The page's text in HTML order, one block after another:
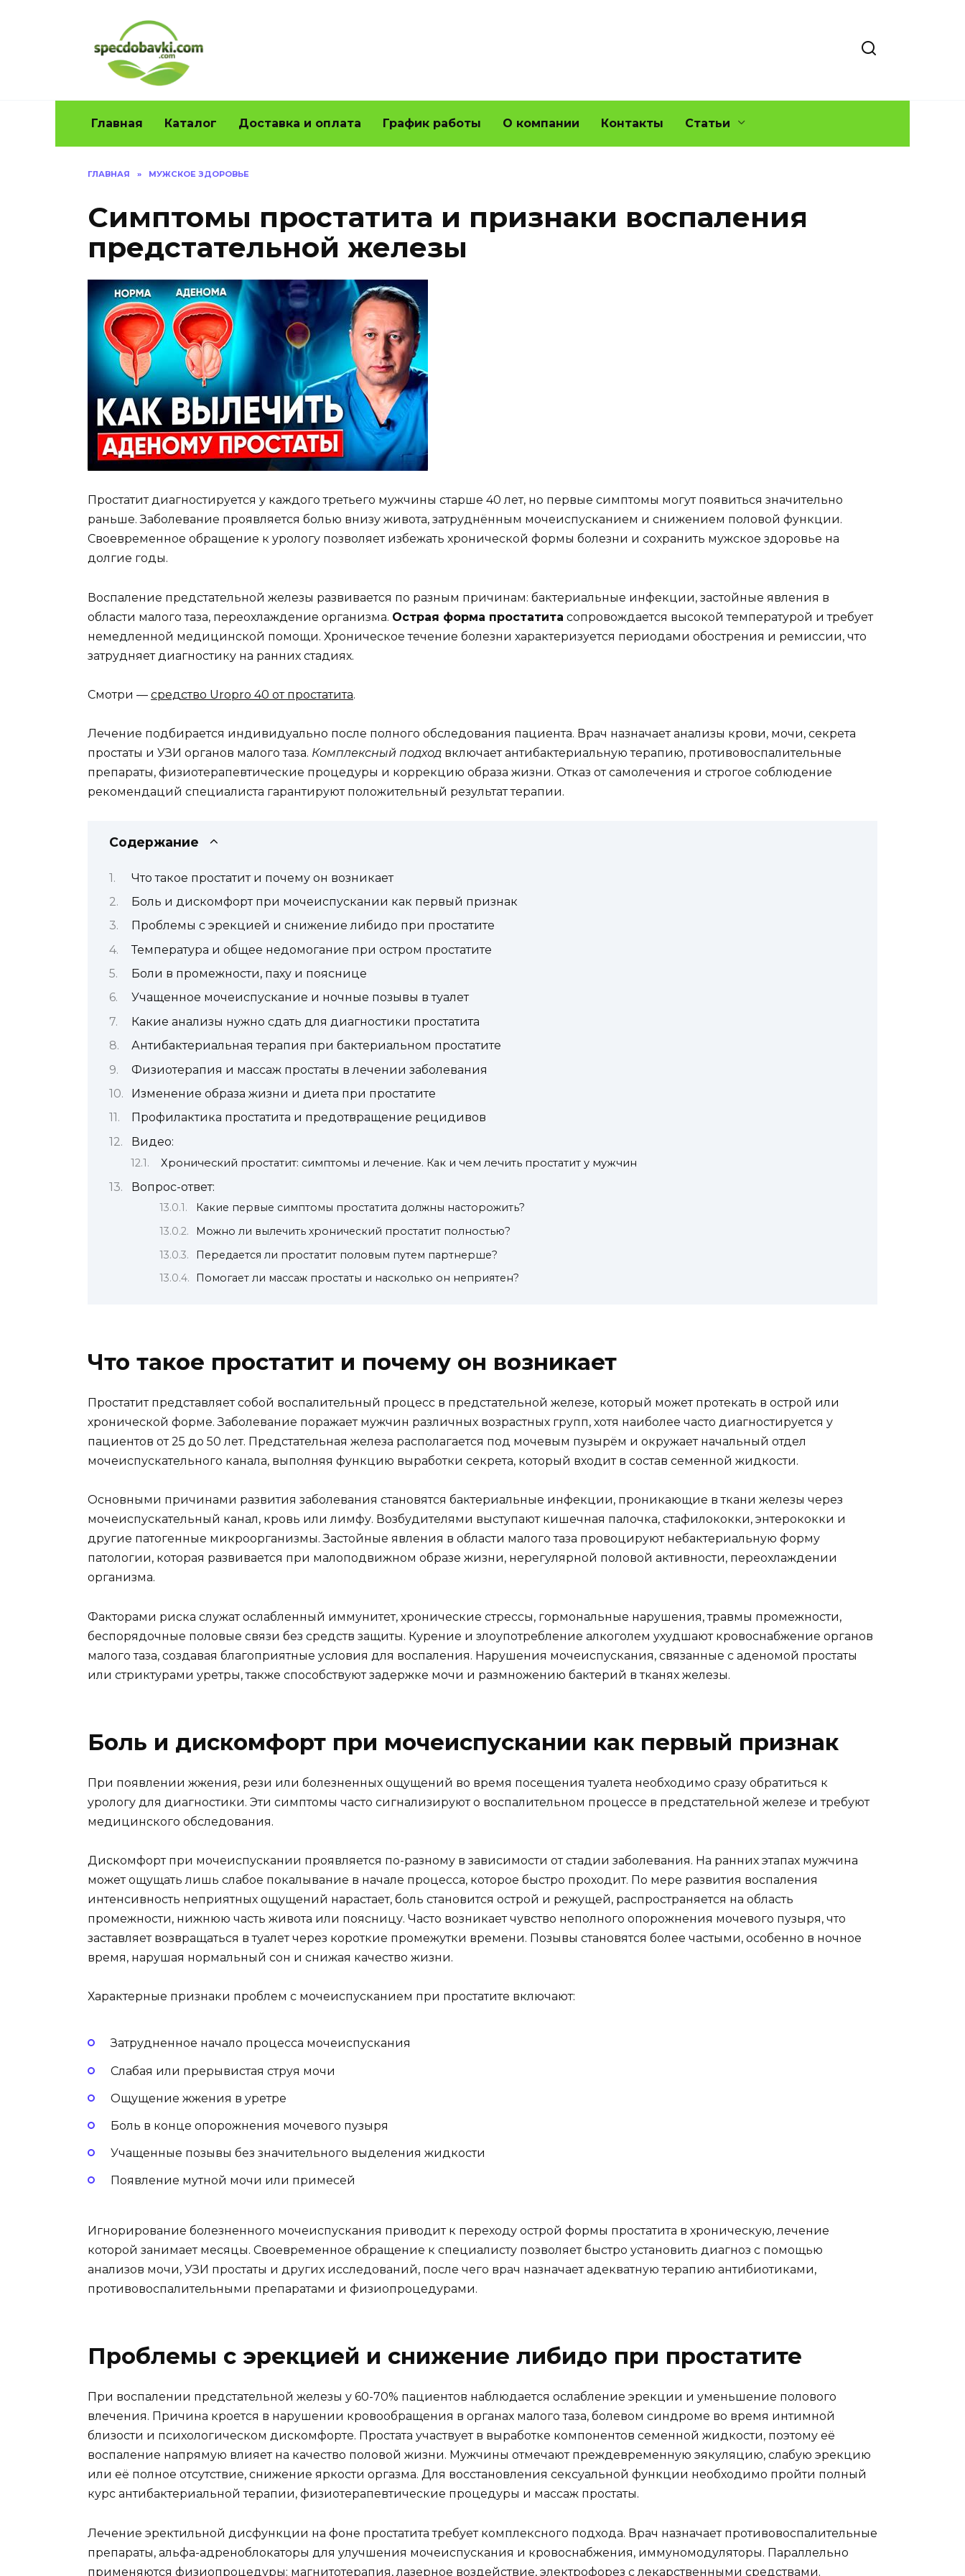
Главная Каталог Доставка и оплата График работы О компании Контакты Статьи
ГЛАВНАЯ » МУЖСКОЕ ЗДОРОВЬЕ
Симптомы простатита и признаки воспаления
предстательной железы
Простатит диагностируется у каждого третьего мужчины старше 40 лет, но первые симптомы могут появиться значительно
раньше. Заболевание проявляется болью внизу живота, затруднённым мочеиспусканием и снижением половой функции.
Своевременное обращение к урологу позволяет избежать хронической формы болезни и сохранить мужское здоровье на
долгие годы.
Воспаление предстательной железы развивается по разным причинам: бактериальные инфекции, застойные явления в
области малого таза, переохлаждение организма. Острая форма простатита сопровождается высокой температурой и требует
немедленной медицинской помощи. Хроническое течение болезни характеризуется периодами обострения и ремиссии, что
затрудняет диагностику на ранних стадиях.
Смотри — средство Uropro 40 от простатита.
Лечение подбирается индивидуально после полного обследования пациента. Врач назначает анализы крови, мочи, секрета
простаты и УЗИ органов малого таза. Комплексный подход включает антибактериальную терапию, противовоспалительные
препараты, физиотерапевтические процедуры и коррекцию образа жизни. Отказ от самолечения и строгое соблюдение
рекомендаций специалиста гарантируют положительный результат терапии.
Содержание
Что такое простатит и почему он возникает
Боль и дискомфорт при мочеиспускании как первый признак
Проблемы с эрекцией и снижение либидо при простатите
Температура и общее недомогание при остром простатите
Боли в промежности, паху и пояснице
Учащенное мочеиспускание и ночные позывы в туалет
Какие анализы нужно сдать для диагностики простатита
Антибактериальная терапия при бактериальном простатите
Физиотерапия и массаж простаты в лечении заболевания
Изменение образа жизни и диета при простатите
Профилактика простатита и предотвращение рецидивов
Видео:
Хронический простатит: симптомы и лечение. Как и чем лечить простатит у мужчин
Вопрос-ответ:
Какие первые симптомы простатита должны насторожить?
Можно ли вылечить хронический простатит полностью?
Передается ли простатит половым путем партнерше?
Помогает ли массаж простаты и насколько он неприятен?
Что такое простатит и почему он возникает
Простатит представляет собой воспалительный процесс в предстательной железе, который может протекать в острой или
хронической форме. Заболевание поражает мужчин различных возрастных групп, хотя наиболее часто диагностируется у
пациентов от 25 до 50 лет. Предстательная железа располагается под мочевым пузырём и окружает начальный отдел
мочеиспускательного канала, выполняя функцию выработки секрета, который входит в состав семенной жидкости.
Основными причинами развития заболевания становятся бактериальные инфекции, проникающие в ткани железы через
мочеиспускательный канал, кровь или лимфу. Возбудителями выступают кишечная палочка, стафилококки, энтерококки и
другие патогенные микроорганизмы. Застойные явления в области малого таза провоцируют небактериальную форму
патологии, которая развивается при малоподвижном образе жизни, нерегулярной половой активности, переохлаждении
организма.
Факторами риска служат ослабленный иммунитет, хронические стрессы, гормональные нарушения, травмы промежности,
беспорядочные половые связи без средств защиты. Курение и злоупотребление алкоголем ухудшают кровоснабжение органов
малого таза, создавая благоприятные условия для воспаления. Нарушения мочеиспускания, связанные с аденомой простаты
или стриктурами уретры, также способствуют задержке мочи и размножению бактерий в тканях железы.
Боль и дискомфорт при мочеиспускании как первый признак
При появлении жжения, рези или болезненных ощущений во время посещения туалета необходимо сразу обратиться к
урологу для диагностики. Эти симптомы часто сигнализируют о воспалительном процессе в предстательной железе и требуют
медицинского обследования.
Дискомфорт при мочеиспускании проявляется по-разному в зависимости от стадии заболевания. На ранних этапах мужчина
может ощущать лишь слабое покалывание в начале процесса, которое быстро проходит. По мере развития воспаления
интенсивность неприятных ощущений нарастает, боль становится острой и режущей, распространяется на область
промежности, нижнюю часть живота или поясницу. Часто возникает чувство неполного опорожнения мочевого пузыря, что
заставляет возвращаться в туалет через короткие промежутки времени. Позывы становятся более частыми, особенно в ночное
время, нарушая нормальный сон и снижая качество жизни.
Характерные признаки проблем с мочеиспусканием при простатите включают:
Затрудненное начало процесса мочеиспускания
Слабая или прерывистая струя мочи
Ощущение жжения в уретре
Боль в конце опорожнения мочевого пузыря
Учащенные позывы без значительного выделения жидкости
Появление мутной мочи или примесей
Игнорирование болезненного мочеиспускания приводит к переходу острой формы простатита в хроническую, лечение
которой занимает месяцы. Своевременное обращение к специалисту позволяет быстро установить диагноз с помощью
анализов мочи, УЗИ простаты и других исследований, после чего врач назначает адекватную терапию антибиотиками,
противовоспалительными препаратами и физиопроцедурами.
Проблемы с эрекцией и снижение либидо при простатите
При воспалении предстательной железы у 60-70% пациентов наблюдается ослабление эрекции и уменьшение полового
влечения. Причина кроется в нарушении кровообращения в органах малого таза, болевом синдроме во время интимной
близости и психологическом дискомфорте. Простата участвует в выработке компонентов семенной жидкости, поэтому её
воспаление напрямую влияет на качество половой жизни. Мужчины отмечают преждевременную эякуляцию, слабую эрекцию
или её полное отсутствие, снижение яркости оргазма. Для восстановления сексуальной функции необходимо пройти полный
курс антибактериальной терапии, физиотерапевтические процедуры и массаж простаты.
Лечение эректильной дисфункции на фоне простатита требует комплексного подхода. Врач назначает противовоспалительные
препараты, альфа-адреноблокаторы для улучшения мочеиспускания и кровоснабжения, иммуномодуляторы. Параллельно
применяются физиопроцедуры: магнитотерапия, лазерное воздействие, электрофорез с лекарственными средствами.